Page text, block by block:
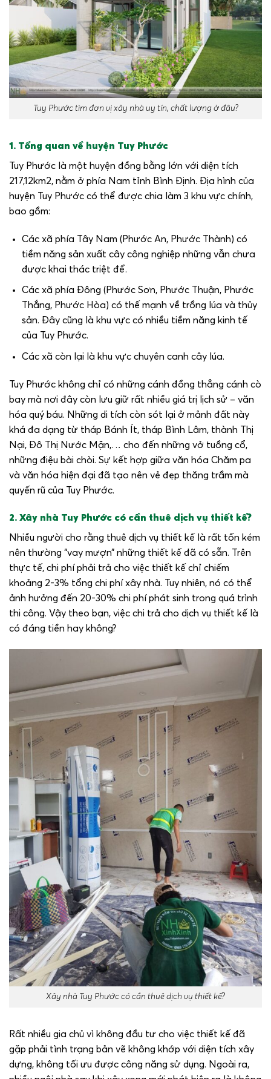
Tuy Phước tìm đơn vị xây nhà uy tín, chất lượng ở đâu?
1. Tổng quan về huyện Tuy Phước
Tuy Phước là một huyện đồng bằng lớn với diện tích
217,12km2, nằm ở phía Nam tỉnh Bình Định. Địa hình của
huyện Tuy Phước có thể được chia làm 3 khu vực chính,
bao gồm:
Các xã phía Tây Nam (Phước An, Phước Thành) có
tiềm năng sản xuất cây công nghiệp những vẫn chưa
được khai thác triệt để.
Các xã phía Đông (Phước Sơn, Phước Thuận, Phước
Thắng, Phước Hòa) có thế mạnh về trồng lúa và thủy
sản. Đây cũng là khu vực có nhiều tiềm năng kinh tế
của Tuy Phước.
Các xã còn lại là khu vực chuyên canh cây lúa.
Tuy Phước không chỉ có những cánh đồng thẳng cánh cò
bay mà nơi đây còn lưu giữ rất nhiều giá trị lịch sử – văn
hóa quý báu. Những di tích còn sót lại ở mảnh đất này
khá đa dạng từ tháp Bánh Ít, tháp Bình Lâm, thành Thị
Nại, Đô Thị Nước Mặn,… cho đến những vở tuồng cổ,
những điệu bài chòi. Sự kết hợp giữa văn hóa Chăm pa
và văn hóa hiện đại đã tạo nên vẻ đẹp thăng trầm mà
quyến rũ của Tuy Phước.
2. Xây nhà Tuy Phước có cần thuê dịch vụ thiết kế?
Nhiều người cho rằng thuê dịch vụ thiết kế là rất tốn kém
nên thường “vay mượn” những thiết kế đã có sẵn. Trên
thực tế, chi phí phải trả cho việc thiết kế chỉ chiếm
khoảng 2-3% tổng chi phí xây nhà. Tuy nhiên, nó có thể
ảnh hưởng đến 20-30% chi phí phát sinh trong quá trình
thi công. Vậy theo bạn, việc chi trả cho dịch vụ thiết kế là
có đáng tiền hay không?
Xây nhà Tuy Phước có cần thuê dịch vụ thiết kế?
Rất nhiều gia chủ vì không đầu tư cho việc thiết kế đã
gặp phải tình trạng bản vẽ không khớp với diện tích xây
dựng, không tối ưu được công năng sử dụng. Ngoài ra,